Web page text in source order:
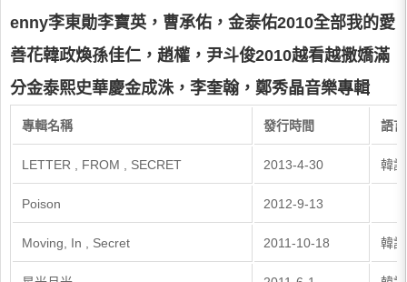
enny李東勛李寶英，曹承佑，金泰佑2010全部我的愛
善花韓政煥孫佳仁，趙權，尹斗俊2010越看越撒嬌滿
分金泰熙史華慶金成洙，李奎翰，鄭秀晶音樂專輯
專輯名稱 發行時間 語言
LETTER , FROM , SECRET 2013-4-30 韓語
Poison 2012-9-13
Moving, In , Secret 2011-10-18 韓語